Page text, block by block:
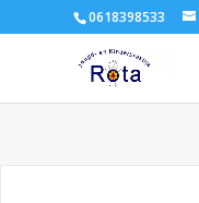
0618398533